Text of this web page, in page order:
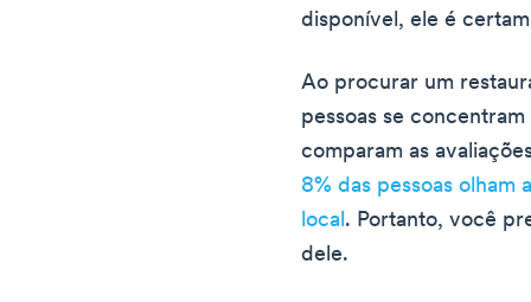
disponível, ele é
Ao procurar um
pessoas se
comparam as
8% das pessoas olham
local. Portanto, você
dele.